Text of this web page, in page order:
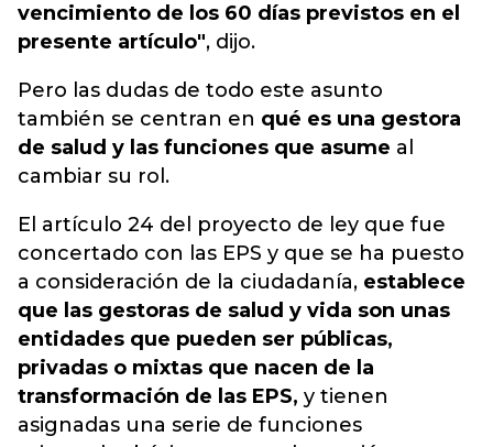
vencimiento de los 60 días previstos en el
presente artículo", dijo.
Pero las dudas de todo este asunto
también se centran en qué es una gestora
de salud y las funciones que asume al
cambiar su rol.
El artículo 24 del proyecto de ley que fue
concertado con las EPS y que se ha puesto
a consideración de la ciudadanía, establece
que las gestoras de salud y vida son unas
entidades que pueden ser públicas,
privadas o mixtas que nacen de la
transformación de las EPS, y tienen
asignadas una serie de funciones